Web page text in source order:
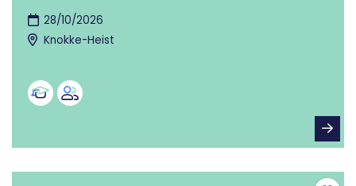
28/10/2026
Knokke-Heist